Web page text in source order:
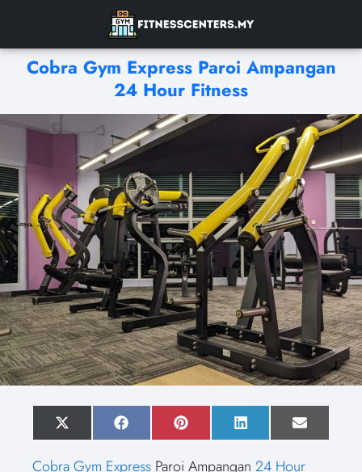
Cobra Gym Express Paroi Ampangan
24 Hour Fitness
S
h
r
X
(
w
S
h
r
F
a
e
S
h
r
P
i
t
S
h
r
L
i
k
S
h
E
m
Cobra Gym Express Paroi Ampangan 24 Hour